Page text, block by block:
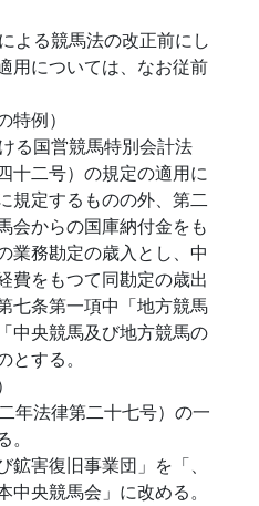
よる競馬法の改正前にし
用については、なお従前
特例）
る国営競馬特別会計法
十二号）の規定の適用に
規定するものの外、第二
会からの国庫納付金をも
業務勘定の歳入とし、中
費をもつて同勘定の歳出
七条第一項中「地方競馬
中央競馬及び地方競馬の
する。
年法律第二十七号）の一
害復旧事業団」を「、
央競馬会」に改める。